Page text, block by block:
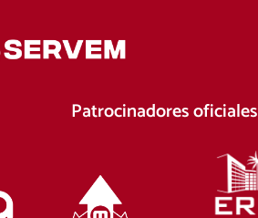
Patrocinadores oficiales